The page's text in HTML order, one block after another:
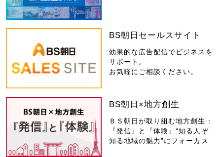
BS朝日セールスサイト
効果的な広告配信でビジネスを
サポート。
お気軽にご相談ください。
BS朝日×地方創生
ＢＳ朝日が取り組む地方創生：
『発信』と『体験』“知る人ぞ
知る地域の魅力”にフォーカス